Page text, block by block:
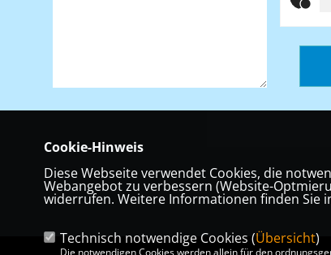
Cookie-Hinweis
Diese Webseite verwendet Cookies, die
Webangebot zu verbessern (Website-
widerrufen. Weitere Informationen finden Sie
Technisch notwendige Cookies (Übersicht)
Die notwendigen Cookies werden allein für den